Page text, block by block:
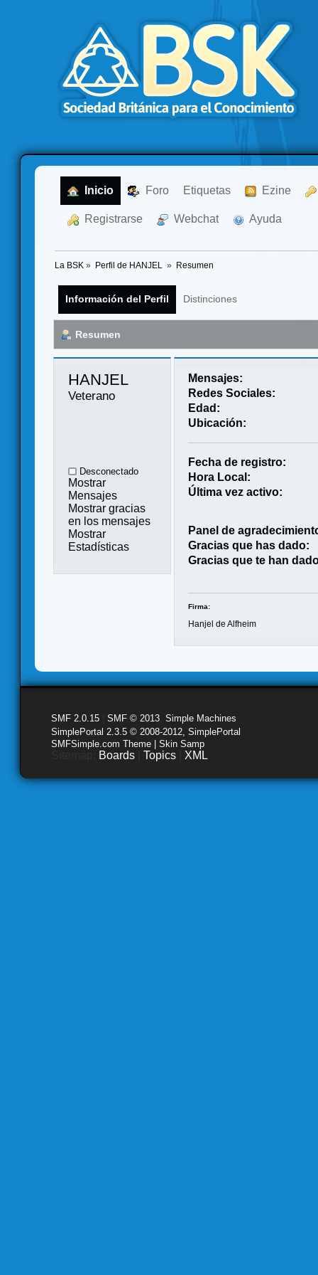
Inicio Foro Etiquetas Ezine
Registrarse Webchat Ayuda
La BSK » Perfil de HANJEL » Resumen
Información del Perfil Distinciones
Resumen
HANJEL
Veterano
Desconectado
Mostrar
Mensajes
Mostrar gracias
en los mensajes
Mostrar
Estadísticas
Mensajes:
Redes Sociales:
Edad:
Ubicación:
Fecha de registro:
Hora Local:
Última vez activo:
Panel de
Gracias que has dado:
Gracias que te han
Firma:
Hanjel de Alfheim
SMF 2.0.15 SMF © 2013 Simple Machines
SimplePortal 2.3.5 © 2008-2012, SimplePortal
SMFSimple.com Theme | Skin Samp
Boards Topics XML